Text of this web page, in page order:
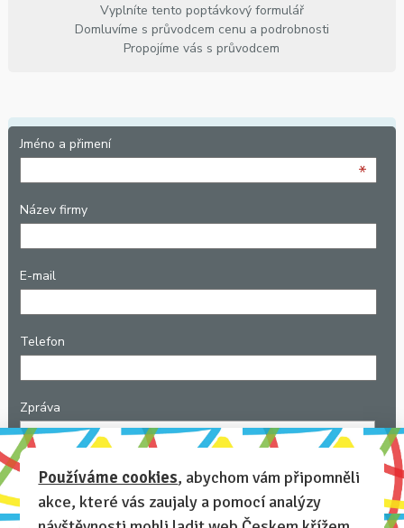
Vyplníte tento poptávkový formulář
Domluvíme s průvodcem cenu a podrobnosti
Propojíme vás s průvodcem
Jméno a přimení
*
Název firmy
E-mail
Telefon
Zpráva
*
Napište nám podrobnosti: ideální datum konání akce, počet
zaměstnanců, zda máte preference, kde akci uspořádat, další
Používáme cookies, abychom vám připomněli
akce, které vás zaujaly a pomocí analýzy